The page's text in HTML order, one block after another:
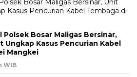
Bosar Maligas Bersinar,
Ungkap Kasus Pencurian Kabel
Mangkei
WIB